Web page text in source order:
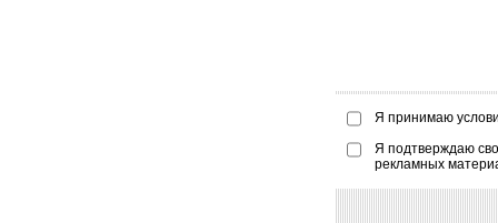
Я принимаю
Я подтверждаю
рекламных